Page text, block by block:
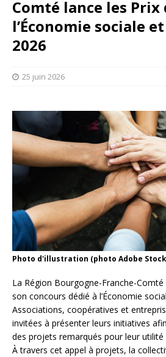
Comté lance les Prix
l’Économie sociale
2026
25 juin 2026
Photo d'illustration (photo Adobe
La Région Bourgogne-Franche-Comté
son concours dédié à l’Économie
Associations, coopératives et
invitées à présenter leurs initiatives
des projets remarqués pour leur
À travers cet appel à projets, la